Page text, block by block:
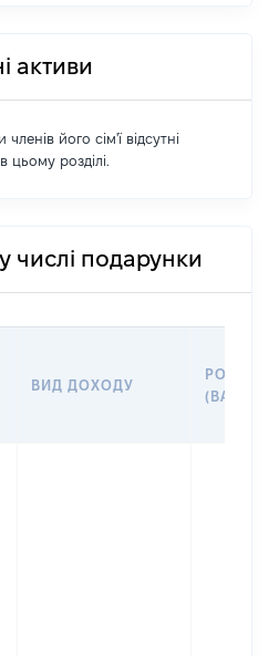
активи
його сім'ї відсутні
цьому розділі.
числі подарунки
ВИД ДОХОДУ
РОЗМІР